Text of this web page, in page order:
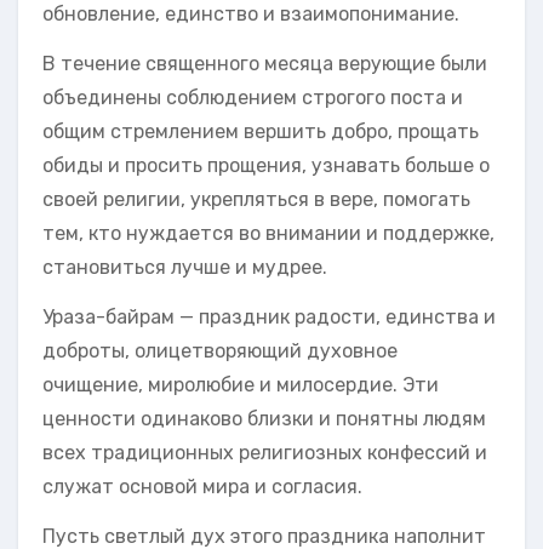
обновление, единство и взаимопонимание.
В течение священного месяца верующие были
объединены соблюдением строгого поста и
общим стремлением вершить добро, прощать
обиды и просить прощения, узнавать больше о
своей религии, укрепляться в вере, помогать
тем, кто нуждается во внимании и поддержке,
становиться лучше и мудрее.
Ураза-байрам — праздник радости, единства и
доброты, олицетворяющий духовное
очищение, миролюбие и милосердие. Эти
ценности одинаково близки и понятны людям
всех традиционных религиозных конфессий и
служат основой мира и согласия.
Пусть светлый дух этого праздника наполнит